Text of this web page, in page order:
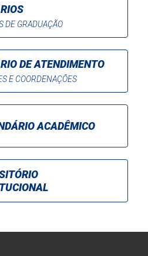
DE GRADUAÇÃO
DE ATENDIMENTO
E COORDENAÇÕES
ACADÊMICO